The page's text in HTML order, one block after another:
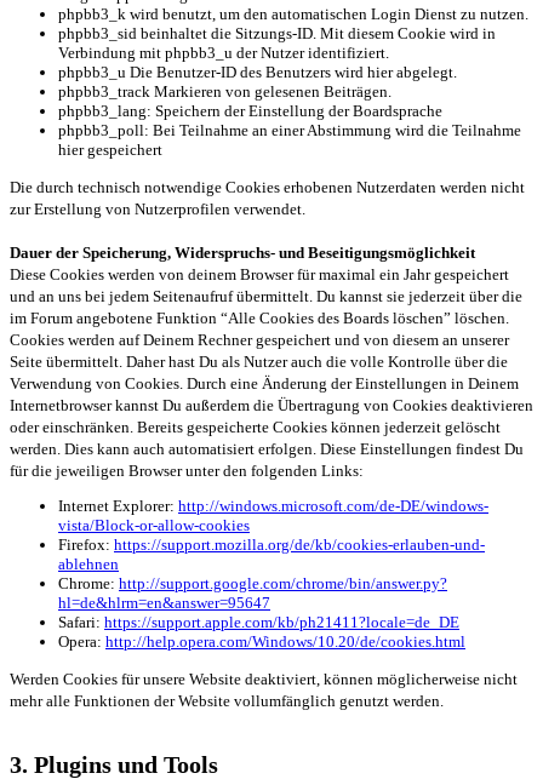
phpbb3_k wird benutzt, um den automatischen Login Dienst zu nutzen.
phpbb3_sid beinhaltet die Sitzungs-ID. Mit diesem Cookie wird in
Verbindung mit phpbb3_u der Nutzer identifiziert.
phpbb3_u Die Benutzer-ID des Benutzers wird hier abgelegt.
phpbb3_track Markieren von gelesenen Beiträgen.
phpbb3_lang: Speichern der Einstellung der Boardsprache
phpbb3_poll: Bei Teilnahme an einer Abstimmung wird die Teilnahme
hier gespeichert
Die durch technisch notwendige Cookies erhobenen Nutzerdaten werden nicht
zur Erstellung von Nutzerprofilen verwendet.
Dauer der Speicherung, Widerspruchs- und Beseitigungsmöglichkeit
Diese Cookies werden von deinem Browser für maximal ein Jahr gespeichert
und an uns bei jedem Seitenaufruf übermittelt. Du kannst sie jederzeit über die
im Forum angebotene Funktion “Alle Cookies des Boards löschen” löschen.
Cookies werden auf Deinem Rechner gespeichert und von diesem an unserer
Seite übermittelt. Daher hast Du als Nutzer auch die volle Kontrolle über die
Verwendung von Cookies. Durch eine Änderung der Einstellungen in Deinem
Internetbrowser kannst Du außerdem die Übertragung von Cookies deaktivieren
oder einschränken. Bereits gespeicherte Cookies können jederzeit gelöscht
werden. Dies kann auch automatisiert erfolgen. Diese Einstellungen findest Du
für die jeweiligen Browser unter den folgenden Links:
Internet Explorer: http://windows.microsoft.com/de-DE/windows-
vista/Block-or-allow-cookies
Firefox: https://support.mozilla.org/de/kb/cookies-erlauben-und-
ablehnen
Chrome: http://support.google.com/chrome/bin/answer.py?
hl=de&hlrm=en&answer=95647
Safari: https://support.apple.com/kb/ph21411?locale=de_DE
Opera: http://help.opera.com/Windows/10.20/de/cookies.html
Werden Cookies für unsere Website deaktiviert, können möglicherweise nicht
mehr alle Funktionen der Website vollumfänglich genutzt werden.
3. Plugins und Tools